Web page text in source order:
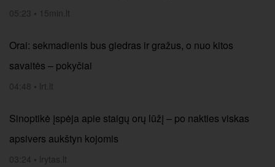
05:23 • 15min.lt
Orai: sekmadienis bus giedras ir gražus, o nuo kitos
savaitės – pokyčiai
04:48 • lrt.lt
Sinoptikė įspėja apie staigų orų lūžį – po nakties viskas
apsivers aukštyn kojomis
03:24 • lrytas.lt